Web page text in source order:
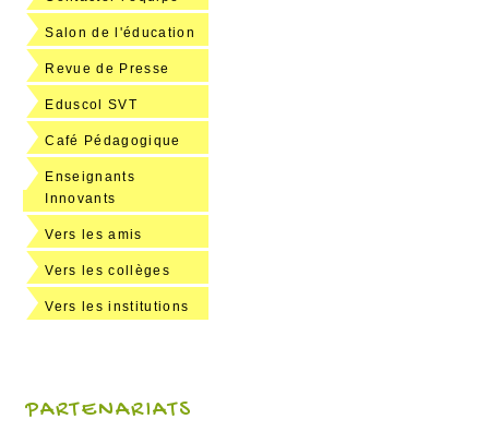
Salon de l'éducation
Revue de Presse
Eduscol SVT
Café Pédagogique
Enseignants
Innovants
Vers les amis
Vers les collèges
Vers les institutions
PARTENARIATS